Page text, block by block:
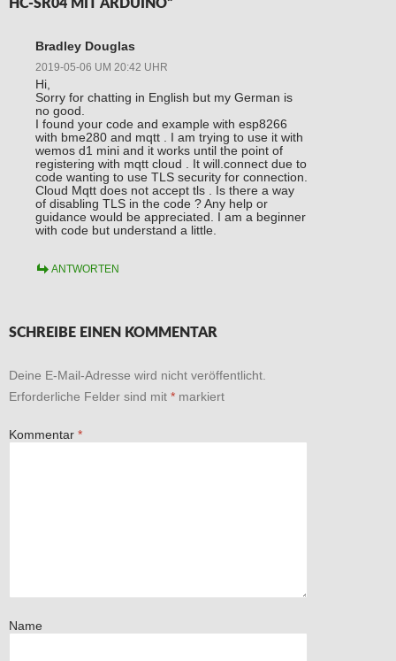
HC-SR04 MIT ARDUINO“
Bradley Douglas
2019-05-06 UM 20:42 UHR
Hi,
Sorry for chatting in English but my German is
no good.
I found your code and example with esp8266
with bme280 and mqtt . I am trying to use it with
wemos d1 mini and it works until the point of
registering with mqtt cloud . It will.connect due to
code wanting to use TLS security for connection.
Cloud Mqtt does not accept tls . Is there a way
of disabling TLS in the code ? Any help or
guidance would be appreciated. I am a beginner
with code but understand a little.
ANTWORTEN
SCHREIBE EINEN KOMMENTAR
Deine E-Mail-Adresse wird nicht veröffentlicht.
Erforderliche Felder sind mit * markiert
Kommentar *
Name